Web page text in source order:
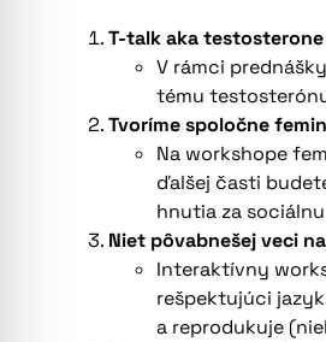
T-talk aka
V rámci
tému
Tvoríme spoločne
Na workshope
ďalšej časti
hnutia za
Niet pôvabnešej veci
Interaktívny
rešpektujúci
a reprodukuje